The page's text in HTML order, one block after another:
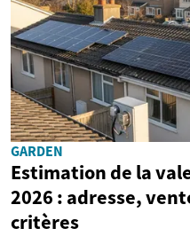
GARDEN
Estimation de la
2026 : adresse,
critères